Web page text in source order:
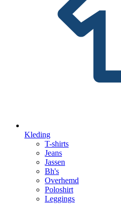
Kleding
T-shirts
Jeans
Jassen
Bh's
Overhemd
Poloshirt
Leggings